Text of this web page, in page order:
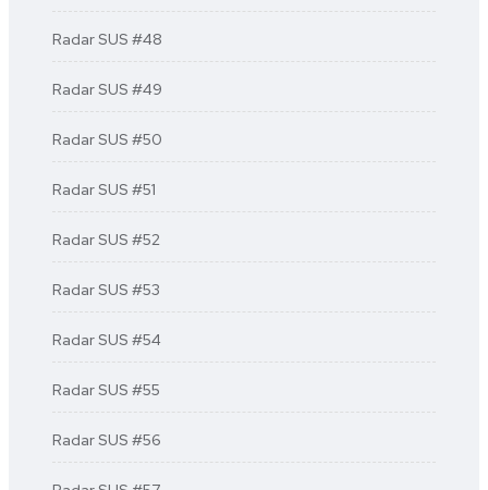
Radar SUS #48
Radar SUS #49
Radar SUS #50
Radar SUS #51
Radar SUS #52
Radar SUS #53
Radar SUS #54
Radar SUS #55
Radar SUS #56